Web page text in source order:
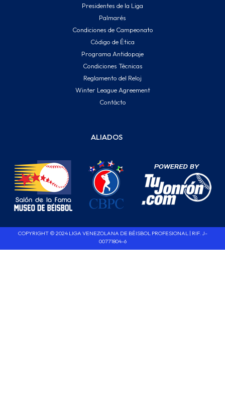
Presidentes de la Liga
Palmarés
Condiciones de Campeonato
Código de Ética
Programa Antidopaje
Condiciones Técnicas
Reglamento del Reloj
Winter League Agreement
Contácto
ALIADOS
COPYRIGHT © 2024 LIGA VENEZOLANA DE BÉISBOL PROFESIONAL | RIF. J-
00771804-6